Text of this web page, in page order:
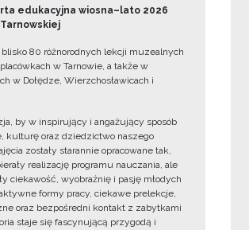
edukacyjna wiosna–lato 2026
80 różnorodnych lekcji muzealnych
w Tarnowie, a także w
w Dołędze, Wierzchosławicach i
by w inspirujący i angażujący sposób
kulturę oraz dziedzictwo naszego
zostały starannie opracowane tak,
realizację programu nauczania, ale
ciekawość, wyobraźnię i pasję młodych
formy pracy, ciekawe prelekcje,
oraz bezpośredni kontakt z zabytkami
staje się fascynującą przygodą i